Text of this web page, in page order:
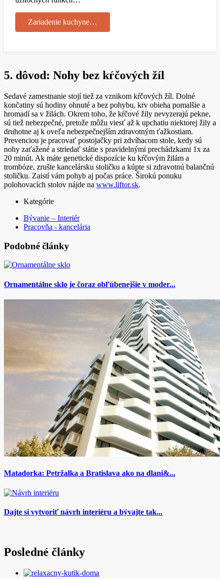
Zariadenie kuchyne…
5. dôvod: Nohy bez kŕčových žíl
Sedavé zamestnanie stojí tiež za vznikom kŕčových žíl. Dolné
končatiny sú hodiny ohnuté a bez pohybu, krv obieha pomalšie a
hromadí sa v žilách. Okrem toho, že kŕčové žily nevyzerajú pekne,
sú tiež nebezpečné, pretože môžu viesť až k upchatiu niektorej žily a
druhotne aj k oveľa nebezpečnejším zdravotným ťažkostiam.
Prevenciou je pracovať postojačky pri zdvíhacom stole, kedy sú
nohy zaťažené a striedať státie s pravidelnými prechádzkami 1x za
20 minút. Ak máte genetické dispozície ku kŕčovým žilám a
trombóze, zrušte kancelársku stoličku a kúpte si zdravotnú balančnú
stoličku. Zaistí vám pohyb aj počas práce. Širokú ponuku
polohovacích stolov nájde na www.liftor.sk.
Kategórie
Bývanie – Interiér
Pracovňa - kancelária
Podobné články
Ornamentálne sklo je čoraz obľúbenejšie v moder...
Matadorka: Petržalka a Bratislava ako na dlani&...
Dajte si vytvoriť návrh interiéru a bývajte tak...
Posledné články